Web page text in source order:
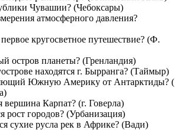
Чувашии? (Чебоксары)
атмосферного давления?
кругосветное путешествие? (Ф.
остров планеты? (Гренландия)
находятся г. Бырранга? (Таймыр)
Южную Америку от Антарктиды? (
вершина Карпат? (г. Говерла)
рост городов? (Урбанизация)
сухие русла рек в Африке? (Вади)